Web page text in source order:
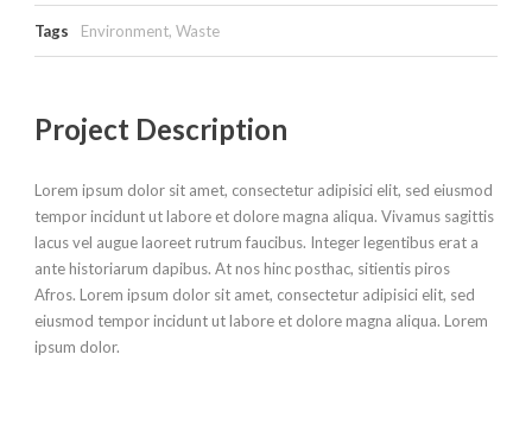
Tags Environment, Waste
Project Description
Lorem ipsum dolor sit amet, consectetur adipisici elit, sed eiusmod
tempor incidunt ut labore et dolore magna aliqua. Vivamus sagittis
lacus vel augue laoreet rutrum faucibus. Integer legentibus erat a
ante historiarum dapibus. At nos hinc posthac, sitientis piros
Afros. Lorem ipsum dolor sit amet, consectetur adipisici elit, sed
eiusmod tempor incidunt ut labore et dolore magna aliqua. Lorem
ipsum dolor.